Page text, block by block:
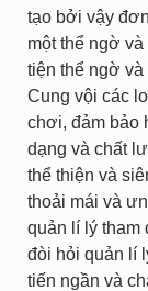
tạo bởi vậy
một thể ngờ
tiện thể ngờ và
Cung vội các
chơi, đảm bảo
dạng và chất
thể thiện và
thoải mái và
quản lí lý tham
đòi hỏi quản lí
tiến ngần và